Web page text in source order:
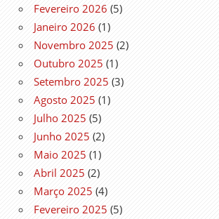
Fevereiro 2026 (5)
Janeiro 2026 (1)
Novembro 2025 (2)
Outubro 2025 (1)
Setembro 2025 (3)
Agosto 2025 (1)
Julho 2025 (5)
Junho 2025 (2)
Maio 2025 (1)
Abril 2025 (2)
Março 2025 (4)
Fevereiro 2025 (5)